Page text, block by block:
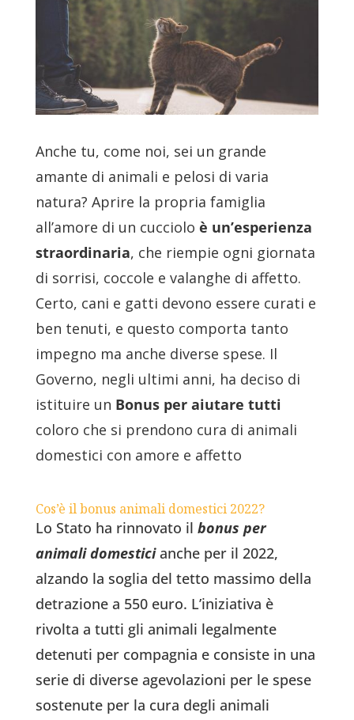
Anche tu, come noi, sei un grande
amante di animali e pelosi di varia
natura? Aprire la propria famiglia
all’amore di un cucciolo è un’esperienza
straordinaria, che riempie ogni giornata
di sorrisi, coccole e valanghe di affetto.
Certo, cani e gatti devono essere curati e
ben tenuti, e questo comporta tanto
impegno ma anche diverse spese. Il
Governo, negli ultimi anni, ha deciso di
istituire un Bonus per aiutare tutti
coloro che si prendono cura di animali
domestici con amore e affetto
Cos’è il bonus animali domestici 2022?
Lo Stato ha rinnovato il bonus per
animali domesticianche per il 2022,
alzando la soglia del tetto massimo della
detrazione a 550 euro. L’iniziativa è
rivolta a tutti gli animali legalmente
detenuti per compagnia e consiste in una
serie di diverse agevolazioni per le spese
sostenute per la cura degli animali